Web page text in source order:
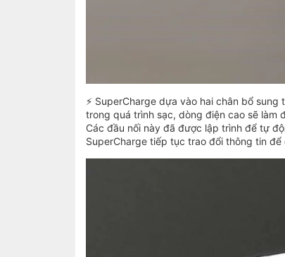
⚡ SuperCharge dựa vào hai chân bổ
trong quá trình sạc, dòng điện cao sẽ làm
Các đầu nối này đã được lập trình để tự
SuperCharge tiếp tục trao đổi thông tin